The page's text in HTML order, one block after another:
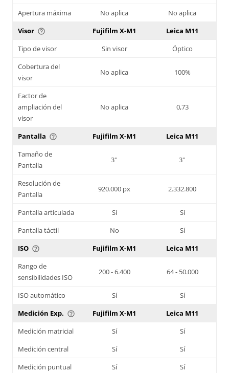
Apertura máxima
No aplica
No aplica
Visor help_outline Fujifilm X-M1
Leica M11
Tipo de visor
Sin visor
Óptico
Cobertura del
visor
No aplica 100%
Factor de
ampliación del
visor
No aplica 0,73
Pantalla help_outline Fujifilm X-M1
Leica M11
Tamaño de
Pantalla
3'' 3''
Resolución de
Pantalla
920.000 px 2.332.800
Pantalla articulada Sí
Sí
Pantalla táctil
No
Sí
ISO help_outline Fujifilm X-M1
Leica M11
Rango de
sensibilidades ISO
200 - 6.400 64 - 50.000
ISO automático Sí
Sí
Medición Exp. help_outline Fujifilm X-M1
Leica M11
Medición matricial
Sí
Sí
Medición central
Sí
Sí
Medición puntual
Sí Sí